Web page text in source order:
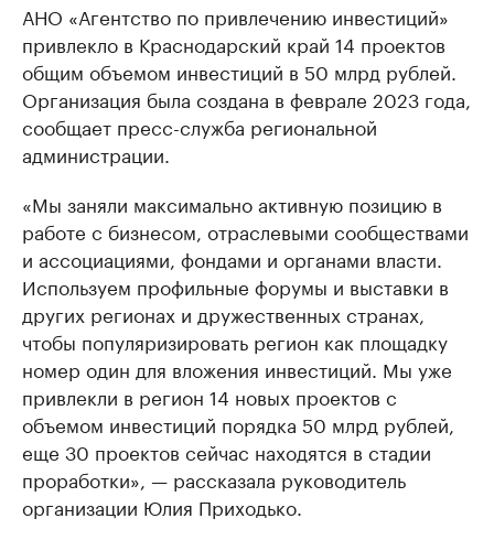
АНО «Агентство по привлечению инвестиций»
привлекло в Краснодарский край 14 проектов
общим объемом инвестиций в 50 млрд рублей.
Организация была создана в феврале 2023 года,
сообщает пресс-служба региональной
администрации.
«Мы заняли максимально активную позицию в
работе с бизнесом, отраслевыми сообществами
и ассоциациями, фондами и органами власти.
Используем профильные форумы и выставки в
других регионах и дружественных странах,
чтобы популяризировать регион как площадку
номер один для вложения инвестиций. Мы уже
привлекли в регион 14 новых проектов с
объемом инвестиций порядка 50 млрд рублей,
еще 30 проектов сейчас находятся в стадии
проработки», — рассказала руководитель
организации Юлия Приходько.